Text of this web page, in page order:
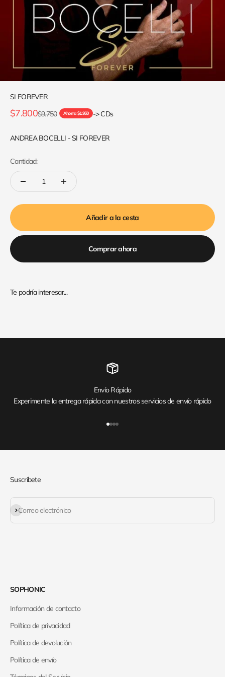
SI FOREVER
Precio de oferta
$7.800Precio normal
$9.750 Ahorra $1.950 -> CDs
ANDREA BOCELLI - SI FOREVER
Cantidad:
Añadir a la cesta
Comprar ahora
Envío Rápido
Experimente la entrega rápida con nuestros servicios de envío rápido
Suscribete
Correo electrónico
Suscribirse
SOPHONIC
Información de contacto
Política de privacidad
Política de devolución
Política de envío